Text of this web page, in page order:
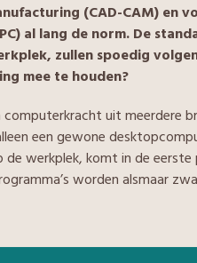
(CAD-CAM) en
al lang de norm. De
zullen spoedig
mee te houden?
uit meerdere
een gewone
werkplek, komt in de
worden alsmaar